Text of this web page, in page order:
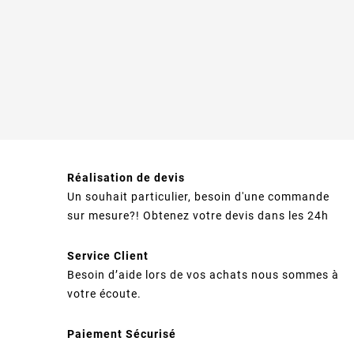
Réalisation de devis
Un souhait particulier, besoin d'une commande
sur mesure?! Obtenez votre devis dans les 24h
Service Client
Besoin d’aide lors de vos achats nous sommes à
votre écoute.
Paiement Sécurisé